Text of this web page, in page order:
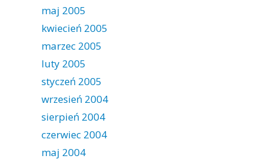
maj 2005
kwiecień 2005
marzec 2005
luty 2005
styczeń 2005
wrzesień 2004
sierpień 2004
czerwiec 2004
maj 2004